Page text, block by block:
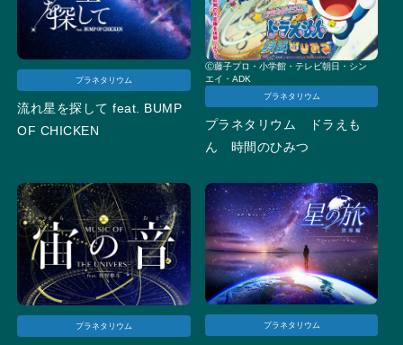
プラネタリウム
流れ星を探して feat. BUMP
OF CHICKEN
Ⓒ藤子プロ・小学館・テレビ朝日・シン
エイ・ADK
プラネタリウム
プラネタリウム ドラえも
ん 時間のひみつ
プラネタリウム プラネタリウム